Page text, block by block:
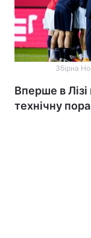
Збірна
Вперше в
технічну